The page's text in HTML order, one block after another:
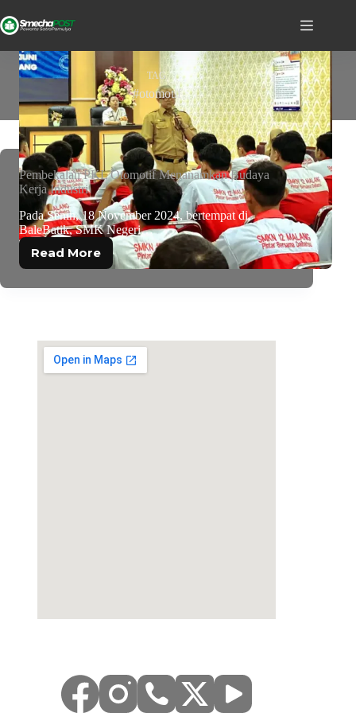
TAG
#otomotif
Pembekalan PKL Otomotif Menanamkan Budaya
Kerja Industri
Pada Senin, 18 November 2024, bertempat di
BaleBatik, SMK Negeri…
Read More